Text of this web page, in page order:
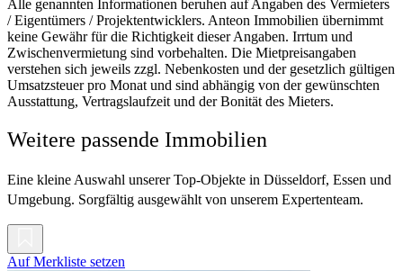
Alle genannten Informationen beruhen auf Angaben des Vermieters
/ Eigentümers / Projektentwicklers. Anteon Immobilien übernimmt
keine Gewähr für die Richtigkeit dieser Angaben. Irrtum und
Zwischenvermietung sind vorbehalten. Die Mietpreisangaben
verstehen sich jeweils zzgl. Nebenkosten und der gesetzlich gültigen
Umsatzsteuer pro Monat und sind abhängig von der gewünschten
Ausstattung, Vertragslaufzeit und der Bonität des Mieters.
Weitere passende Immobilien
Eine kleine Auswahl unserer Top-Objekte in Düsseldorf, Essen und
Umgebung. Sorgfältig ausgewählt von unserem Expertenteam.
Auf Merkliste setzen